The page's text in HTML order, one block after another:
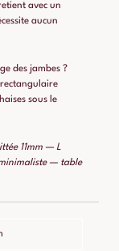
avec un
aucun
des jambes ?
sous le
11mm — L
— table